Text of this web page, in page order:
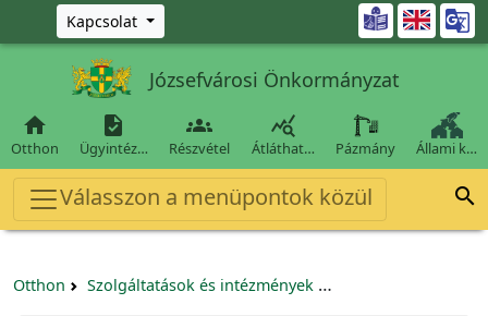
Ugrás a fő tartalomra
Kapcsolat 
Józsefvárosi Önkormányzat

Otthon

Ügyintéz…

Részvétel

Átláthat… Pázmány Állami k…
Válasszon a menüpontok közül 
Otthon Szolgáltatások és intézmények